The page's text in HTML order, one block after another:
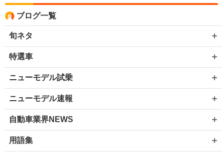
ブログ一覧
旬ネタ
特選車
ニューモデル試乗
ニューモデル速報
自動車業界NEWS
用語集